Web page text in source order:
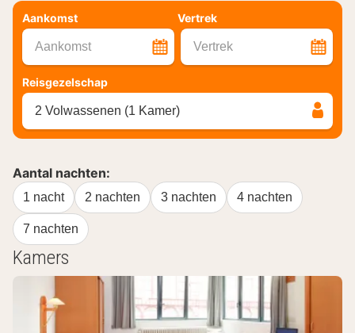
Aankomst Vertrek
Aankomst Vertrek
Reisgezelschap
2 Volwassenen (1 Kamer)
Aantal nachten:
1 nacht 2 nachten 3 nachten 4 nachten
7 nachten
Kamers